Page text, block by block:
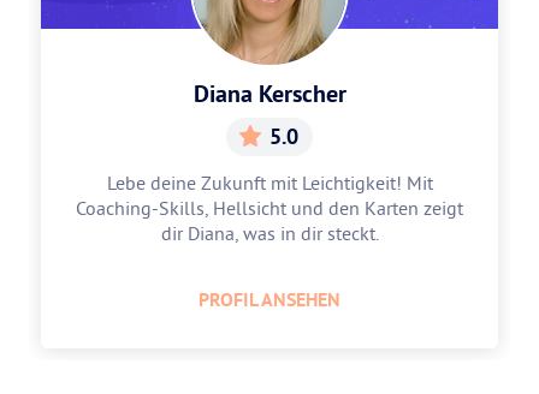
Diana Kerscher
5.0
Lebe deine Zukunft mit Leichtigkeit! Mit
Coaching-Skills, Hellsicht und den Karten zeigt
dir Diana, was in dir steckt.
PROFIL ANSEHEN